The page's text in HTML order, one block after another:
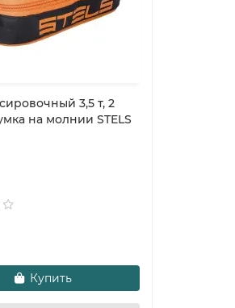
3,5 т, 2
на молнии STELS
Купить